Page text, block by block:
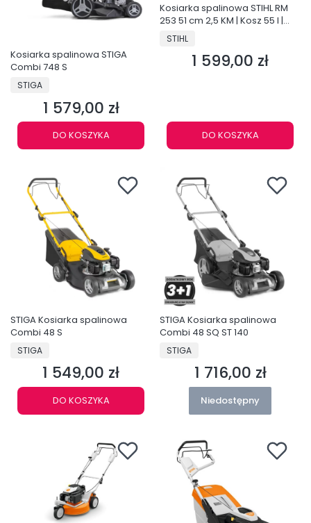
Kosiarka spalinowa STIGA
Combi 748 S
PRODUCENT
STIGA
Cena
1 579,00 zł
DO KOSZYKA
Kosiarka spalinowa STIHL RM
253 51 cm 2,5 KM | Kosz 55 l |
Mulczowanie
PRODUCENT
STIHL
Cena
1 599,00 zł
DO KOSZYKA
STIGA Kosiarka spalinowa
Combi 48 S
PRODUCENT
STIGA
Cena
1 549,00 zł
DO KOSZYKA
STIGA Kosiarka spalinowa
Combi 48 SQ ST 140
PRODUCENT
STIGA
Cena
1 716,00 zł
Niedostępny